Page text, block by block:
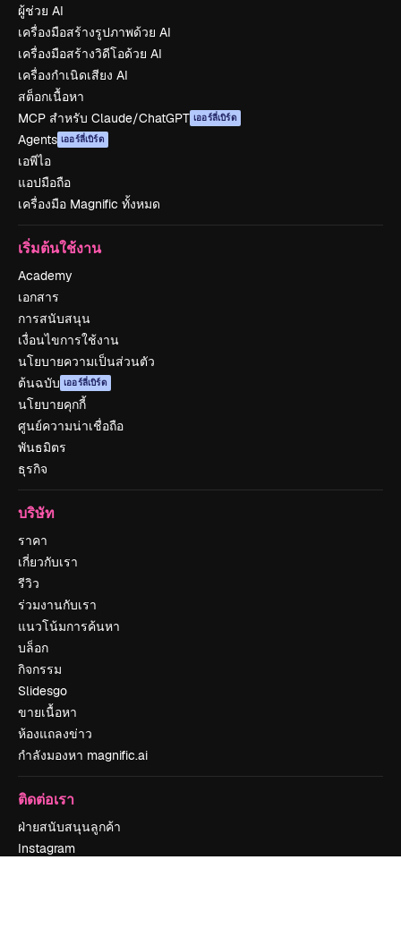
ผู้ช่วย AI
เครื่องมือสร้างรูปภาพด้วย AI
เครื่องมือสร้างวิดีโอด้วย AI
เครื่องกำเนิดเสียง AI
สต็อกเนื้อหา
MCP สำหรับ Claude/ChatGPT เออร์ลี่เบิร์ด
Agents เออร์ลี่เบิร์ด
เอพีไอ
แอปมือถือ
เครื่องมือ Magnific ทั้งหมด
เริ่มต้นใช้งาน
Academy
เอกสาร
การสนับสนุน
เงื่อนไขการใช้งาน
นโยบายความเป็นส่วนตัว
ต้นฉบับ เออร์ลี่เบิร์ด
นโยบายคุกกี้
ศูนย์ความน่าเชื่อถือ
พันธมิตร
ธุรกิจ
บริษัท
ราคา
เกี่ยวกับเรา
รีวิว
ร่วมงานกับเรา
แนวโน้มการค้นหา
บล็อก
กิจกรรม
Slidesgo
ขายเนื้อหา
ห้องแถลงข่าว
กำลังมองหา magnific.ai
ติดต่อเรา
ฝ่ายสนับสนุนลูกค้า
Instagram